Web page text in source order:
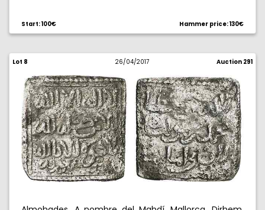
Start: 100€ Hammer price: 130€
Lot 8 26/04/2017 Auction 291